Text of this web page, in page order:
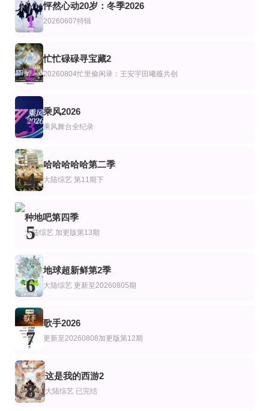
第9期
伟大的导游3
第8集完结
百万美元保姆
更新至20260801第9期
你钱我花独担旅行2026
第8集完结
斯托克斯双胞胎
Alan Chen Stokes,Alex Chen Stokes
更新至20260807期
一饭封神2
谢霆锋,张勇,郑永麒,陈晓卿,李诞,屈雨瑜,杨艳彬,黎子安
第4期
野狗骨头，意犹未尽
宋威龙,张婧仪
闪亮的日子
王晨艺,谢兴阳,闫永强,陆虎,高秋梓,周英俊,陈梓童,俞更寅,赵让
第2期加更
一饭封神第二季
暂无
偶像派遣工作
第6期
中华才女风华录
更新至第20260805期
我们的宿舍2
何炅
第2期
小人物说大
丽莎·尼尔森 塞缪尔·弗罗勒 玛丽亚·邦维尔 艾米莉亚·马特森 尤尔根·托尔松
更新至2026桃你喜欢IP互动嘉年华 田曦薇胡一天连线力推《天才，女友》
2026桃你喜欢·爱奇艺717会员节——IP互动嘉年华
全10集
母胎单身恋爱大作战2
徐仁国,姜汉娜,李恩智,车正元
20260731第2期下
圆桌晚晴派
许戈辉,窦文涛,马家辉,周轶君,胡泳,景军
1
怦然心动20岁：冬季2026
20260607特辑
2
忙忙碌碌寻宝藏2
20260804忙里偷闲录：王安宇田曦薇共创
3
乘风2026
乘风舞台全纪录
4
哈哈哈哈哈第二季
大陆综艺 第11期下
5
种地吧第四季
大陆综艺 加更版第13期
6
地球超新鲜第2季
大陆综艺 更新至20260805期
7
歌手2026
更新至20260808加更版第12期
8
这是我的西游2
大陆综艺 已完结